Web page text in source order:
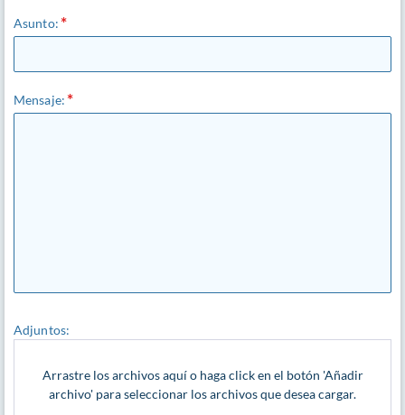
Asunto:
Mensaje:
Adjuntos:
Arrastre los archivos aquí o haga click en el botón 'Añadir
archivo' para seleccionar los archivos que desea cargar.